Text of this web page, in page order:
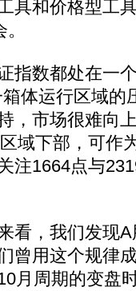
具和价格型工
数都处在一
体运行区域的
，市场很难向
域下部，可作
注1664点与
，我们发现A
曾用这个规律
月周期的变盘